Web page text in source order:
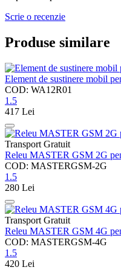
Scrie o recenzie
Produse similare
Element de sustinere mobil
COD: WA12R01
1.5
417 Lei
Transport Gratuit
Releu MASTER GSM 2G
COD: MASTERGSM-2G
1.5
280 Lei
Transport Gratuit
Releu MASTER GSM 4G
COD: MASTERGSM-4G
1.5
420 Lei